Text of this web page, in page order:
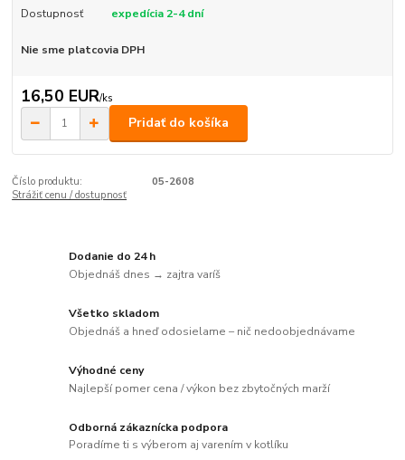
Dostupnosť expedícia 2-4 dní
Nie sme platcovia DPH
16,50 EUR/ks
Pridať do košíka
Číslo produktu:
05-2608
Strážiť cenu / dostupnosť
Dodanie do 24 h
Objednáš dnes → zajtra varíš
Všetko skladom
Objednáš a hneď odosielame – nič nedoobjednávame
Výhodné ceny
Najlepší pomer cena / výkon bez zbytočných marží
Odborná zákaznícka podpora
Poradíme ti s výberom aj varením v kotlíku